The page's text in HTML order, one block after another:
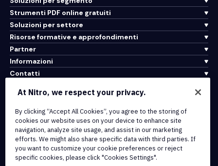
Strumenti PDF online gratuiti
Soluzioni per settore
Risorse formative e approfondimenti
Partner
Informazioni
Contatti
Integrazioni e connettività API
Termini di servizio
Politica sui cookie
Politica sul copyright
Tutti i termini e le politiche
At Nitro, we respect your privacy.
By clicking “Accept All Cookies”, you agree to the storing of
cookies our website uses on your device to enhance site
navigation, analyze site usage, and assist in our marketing
efforts. We might also share specific data with third parties. If
you want to customize your cookie preferences or reject
specific cookies, please click "Cookies Settings".